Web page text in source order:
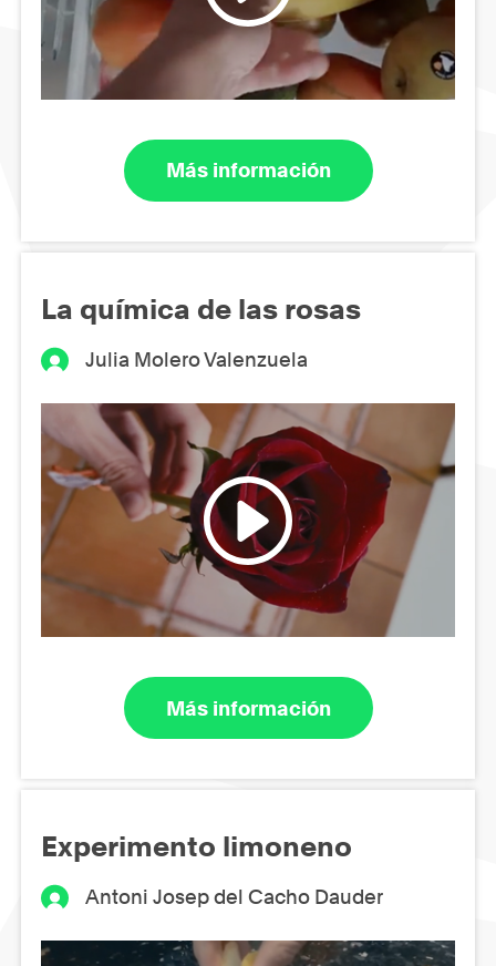
Más información
La química de las rosas
Julia Molero Valenzuela
Más información
Experimento limoneno
Antoni Josep del Cacho Dauder